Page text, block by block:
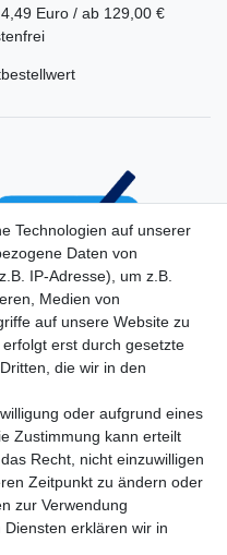
Euro / ab 129,00 €
Technologien auf unserer
Daten von
IP-Adresse), um z.B.
Medien von
auf unsere Website zu
erst durch gesetzte
die wir in den
oder aufgrund eines
Zustimmung kann erteilt
Recht, nicht einzuwilligen
Zeitpunkt zu ändern oder
zur Verwendung
erklären wir in